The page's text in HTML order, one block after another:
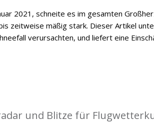
2021, schneite es im gesamten
zeitweise mäßig stark. Dieser Artikel
verursachten, und liefert eine
und Blitze für